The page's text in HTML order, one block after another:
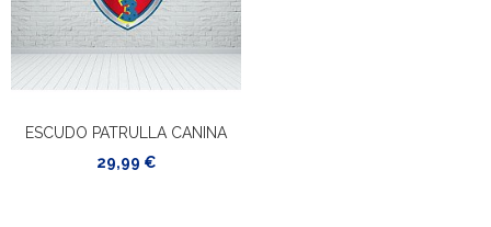
ESCUDO PATRULLA CANINA
29,99 €